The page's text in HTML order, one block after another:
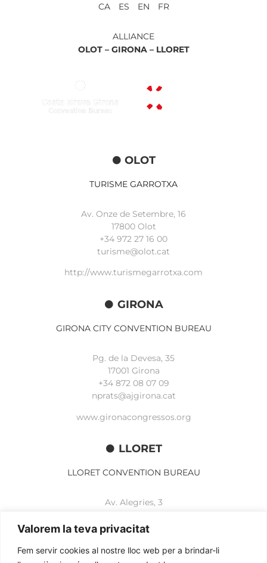
Valorem la teva privacitat
Fem servir cookies al nostre lloc web per a brindar-li
CA ES EN FR
ALLIANCE
OLOT – GIRONA – LLORET
OLOT
TURISME GARROTXA
Av. Onze de Setembre, 16
17800 Olot
+34 972 27 16 00
turisme@olot.cat
http://www.turismegarrotxa.com
GIRONA
GIRONA CITY CONVENTION BUREAU
Pg. de la Devesa, 35
17001 Girona
+34 872 08 07 09
nprats@ajgirona.cat
www.gironacongressos.org
LLORET
LLORET CONVENTION BUREAU
Av. Alegries, 3
+34 972 365 788